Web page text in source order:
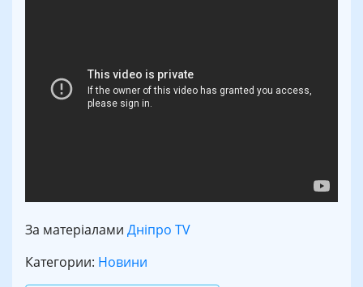
За матеріалами Дніпро TV
Категории: Новини